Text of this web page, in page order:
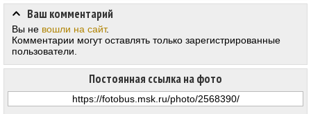
Постоянная ссылка на фото
Ваш комментарий
Вы не вошли на сайт.
Комментарии могут оставлять только зарегистрированные
пользователи.